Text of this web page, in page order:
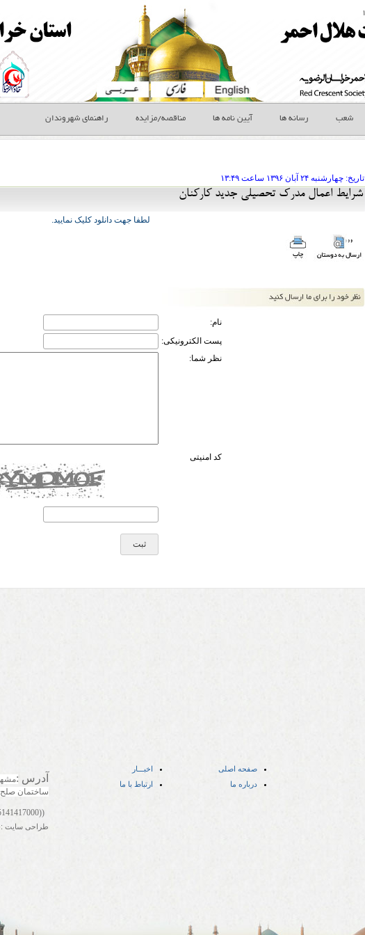
شعب رسانه ها آیین نامه ها مناقصه/مزایده راهنمای شهروندان
تاريخ: ۱۳۹۶ چهارشنبه ۲۴ آبان ساعت ۱۳:۴۹
شرایط اعمال مدرک تحصیلی جدید کارکنان
لطفا جهت دانلود کلیک نمایید.
نام:
پست الکترونیکی:
نظر شما:
کد امنیتی
صفحه اصلی
اخبـــار
درباره ما
ارتباط با ما آدرس :
ساختمان صلح
((05141417000))
طراحی سایت :